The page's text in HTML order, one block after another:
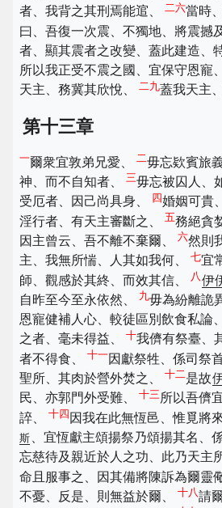
者、我背之其刑焉能逭、
二六當時
曰、吾復一次震、不獨地、將震撼
者、顯其震者之改變、蓋此建造、
所以我正受不震之國、宜保守恩寵
天主、務冀其欣悅、
二九蓋我天主
第十三章
一爾衆宜敦弟兄愛、 二毋忘欵賓旅
神、而不自知者、 三毋忘被囚人、
受厄者、因己尚具身、
四婚姻可貴
淫行者、有天主審斷之、 五務絕貪
因主曾云、吾不離不棄爾、 六然則
主、我無所惴、人其如我何、 七宜
師、觀感於其終、而效其信、
八 伊
自昨至今至永依然、
九毋為紛離詭
恩寵健補人心、較徒區別飲食私論
之者、毫未得益、 十我儕有祭臺、
者不得食、 十一因獻祭牲、係司祭
聖所、其肉於營外焚之、 十二 是故
民、亦郭門外受難、 十三所以吾儕
誶、 十四 因我在此無恆邑、惟覓將
斯 、宜恆獻主頌揚祭乃頌揚其名、
忘慈待及親近於人之功、此乃天主
命且服事之、因其備將陳訴為爾靈
不憂、反是、則無益於爾、 十八請